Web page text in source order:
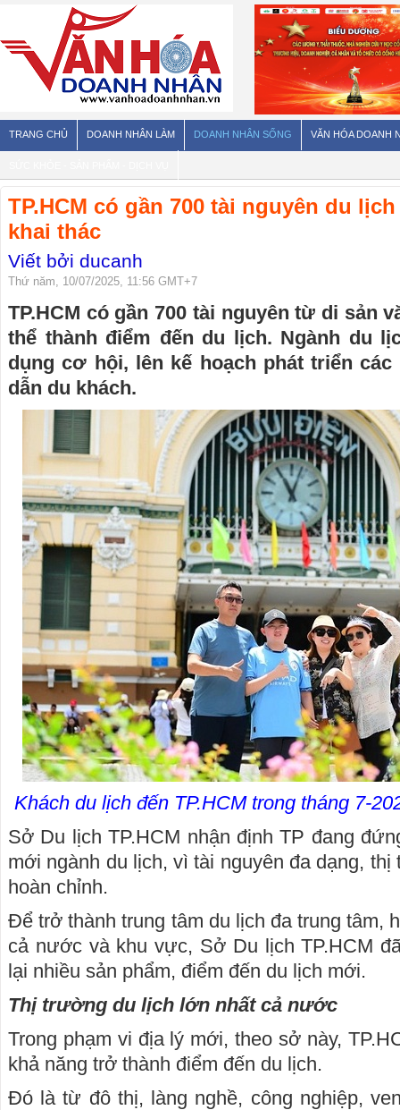
TRANG CHỦ DOANH NHÂN LÀM DOANH NHÂN SỐNG VĂN HÓA DOANH
TP.HCM có gần 700 tài nguyên du
khai thác
Viết bởi ducanh
Thứ năm, 10/07/2025, 11:56 GMT+7
TP.HCM có gần 700 tài nguyên từ di sản
thể thành điểm đến du lịch. Ngành du
dụng cơ hội, lên kế hoạch phát triển
dẫn du khách.
Khách du lịch đến TP.HCM trong tháng 7-
Sở Du lịch TP.HCM nhận định TP đang
mới ngành du lịch, vì tài nguyên đa dạng,
hoàn chỉnh.
Để trở thành trung tâm du lịch đa trung tâm,
cả nước và khu vực, Sở Du lịch TP.HCM
lại nhiều sản phẩm, điểm đến du lịch mới.
Thị trường du lịch lớn nhất cả nước
Trong phạm vi địa lý mới, theo sở này,
khả năng trở thành điểm đến du lịch.
Đó là từ đô thị, làng nghề, công nghiệp,